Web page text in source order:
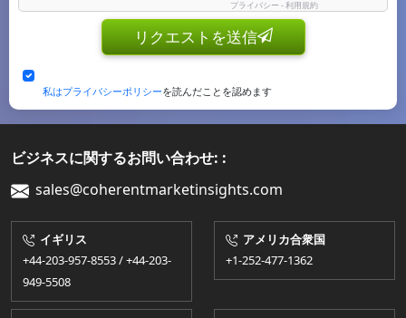
プライバシー - 利用規約
リクエストを送信
私はプライバシーポリシーを読んだことを認めます
ビジネスに関するお問い合わせ: :
sales@coherentmarketinsights.com
イギリス
+44-203-957-8553 / +44-203-
949-5508
アメリカ合衆国
+1-252-477-1362